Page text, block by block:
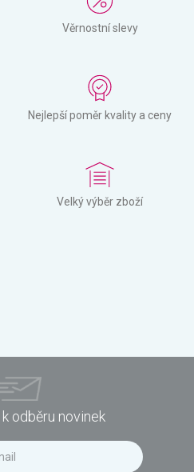
Věrnostní slevy
Nejlepší poměr kvality a ceny
Velký výběr zboží
odběru novinek